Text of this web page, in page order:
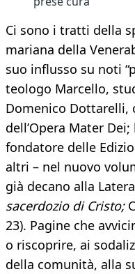
Ci sono i tratti della
mariana della
suo influsso su noti
teologo Marcello,
Domenico Dottarelli,
dell’Opera Mater
fondatore delle
altri – nel nuovo
già decano alla
sacerdozio di Cristo;
23). Pagine che
o riscoprire, ai
della comunità, alla